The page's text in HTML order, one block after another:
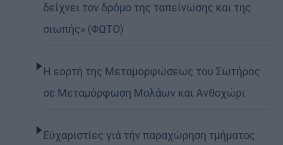
δείχνει τον δρόμο της ταπείνωσης και της
σιωπής» (ΦΩΤΟ)
Η εορτή της Μεταμορφώσεως του Σωτήρος
σε Μεταμόρφωση Μολάων και Ανθοχώρι
Εὐχαριστίες γιά τήν παραχώρηση τμήματος